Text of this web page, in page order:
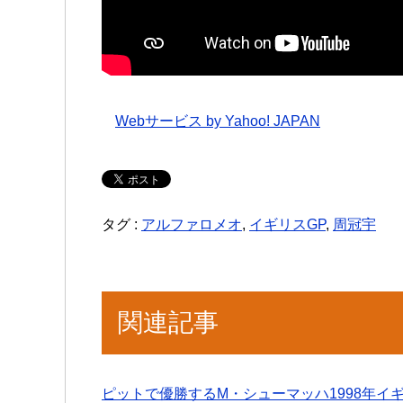
Webサービス by Yahoo! JAPAN
タグ : アルファロメオ, イギリスGP, 周冠宇
関連記事
ピットで優勝するM・シューマッハ1998年イ